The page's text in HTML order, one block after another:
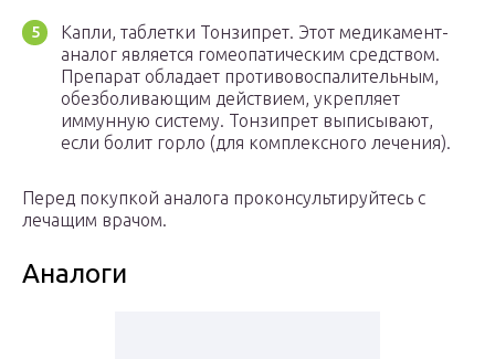
Капли, таблетки Тонзипрет. Этот медикамент-
аналог является гомеопатическим средством.
Препарат обладает противовоспалительным,
обезболивающим действием, укрепляет
иммунную систему. Тонзипрет выписывают,
если болит горло (для комплексного лечения).
Перед покупкой аналога проконсультируйтесь с
лечащим врачом.
Аналоги